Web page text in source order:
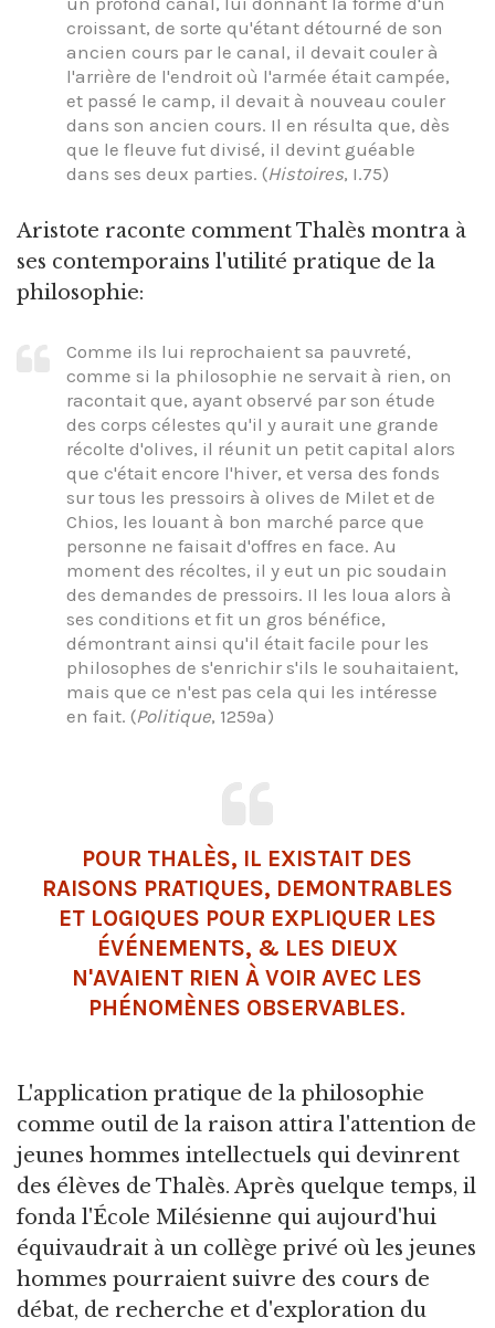
croissant, de sorte qu'étant détourné de son
ancien cours par le canal, il devait couler à
l'arrière de l'endroit où l'armée était campée,
et passé le camp, il devait à nouveau couler
dans son ancien cours. Il en résulta que, dès
que le fleuve fut divisé, il devint guéable
dans ses deux parties. (Histoires, I.75)
Aristote raconte comment Thalès montra à
ses contemporains l'utilité pratique de la
philosophie:
Comme ils lui reprochaient sa pauvreté,
comme si la philosophie ne servait à rien, on
racontait que, ayant observé par son étude
des corps célestes qu'il y aurait une grande
récolte d'olives, il réunit un petit capital alors
que c'était encore l'hiver, et versa des fonds
sur tous les pressoirs à olives de Milet et de
Chios, les louant à bon marché parce que
personne ne faisait d'offres en face. Au
moment des récoltes, il y eut un pic soudain
des demandes de pressoirs. Il les loua alors à
ses conditions et fit un gros bénéfice,
démontrant ainsi qu'il était facile pour les
philosophes de s'enrichir s'ils le souhaitaient,
mais que ce n'est pas cela qui les intéresse
en fait. (Politique, 1259a)
POUR THALÈS, IL EXISTAIT DES
RAISONS PRATIQUES, DEMONTRABLES
ET LOGIQUES POUR EXPLIQUER LES
ÉVÉNEMENTS, & LES DIEUX
N'AVAIENT RIEN À VOIR AVEC LES
PHÉNOMÈNES OBSERVABLES.
L'application pratique de la philosophie
comme outil de la raison attira l'attention de
jeunes hommes intellectuels qui devinrent
des élèves de Thalès. Après quelque temps, il
fonda l'École Milésienne qui aujourd'hui
équivaudrait à un collège privé où les jeunes
hommes pourraient suivre des cours de
débat, de recherche et d'exploration du